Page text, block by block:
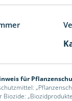
für
Biozide: